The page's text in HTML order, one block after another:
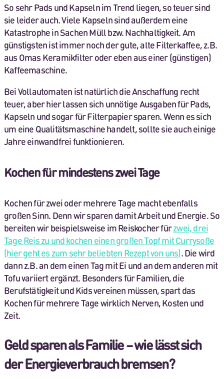
So sehr Pads und Kapseln im Trend liegen, so teuer sind
sie leider auch. Viele Kapseln sind außerdem eine
Katastrophe in Sachen Müll bzw. Nachhaltigkeit. Am
günstigsten ist immer noch der gute, alte Filterkaffee, z.B.
aus Omas Keramikfilter oder eben aus einer (günstigen)
Kaffeemaschine.
Bei Vollautomaten ist natürlich die Anschaffung recht
teuer, aber hier lassen sich unnötige Ausgaben für Pads,
Kapseln und sogar für Filterpapier sparen. Wenn es sich
um eine Qualitätsmaschine handelt, sollte sie auch einige
Jahre einwandfrei funktionieren.
Kochen für mindestens zwei Tage
Kochen für zwei oder mehrere Tage macht ebenfalls
großen Sinn. Denn wir sparen damit Arbeit und Energie. So
bereiten wir beispielsweise im Reiskocher fürzwei, drei
Tage Reis zu und kochen einen großen Topf mit Currysoße
(hier geht es zum sehr beliebten Rezept von uns). Die wird
dann z.B. an dem einen Tag mit Ei und an dem anderen mit
Tofu variiert ergänzt. Besonders für Familien, die
Berufstätigkeit und Kids vereinen müssen, spart das
Kochen für mehrere Tage wirklich Nerven, Kosten und
Zeit.
Geld sparen als Familie – wie lässt sich
der Energieverbrauch bremsen?